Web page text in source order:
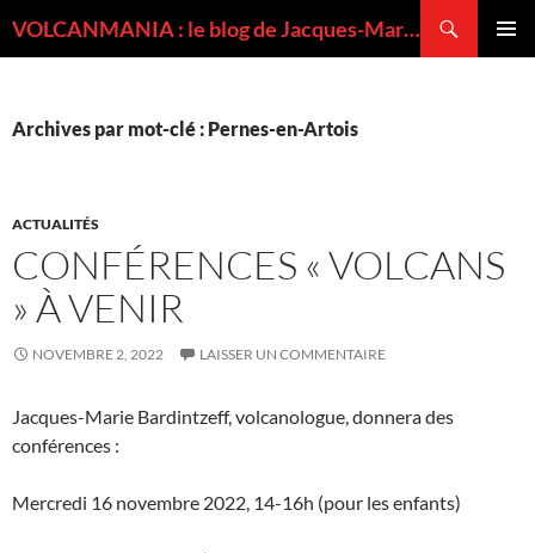
VOLCANMANIA : le blog de Jacques-Marie BARDINTZEFF, volcanologue
Archives par mot-clé : Pernes-en-Artois
ACTUALITÉS
CONFÉRENCES « VOLCANS
» À VENIR
NOVEMBRE 2, 2022 LAISSER UN COMMENTAIRE
Jacques-Marie Bardintzeff, volcanologue, donnera des
conférences :
Mercredi 16 novembre 2022, 14-16h (pour les enfants)